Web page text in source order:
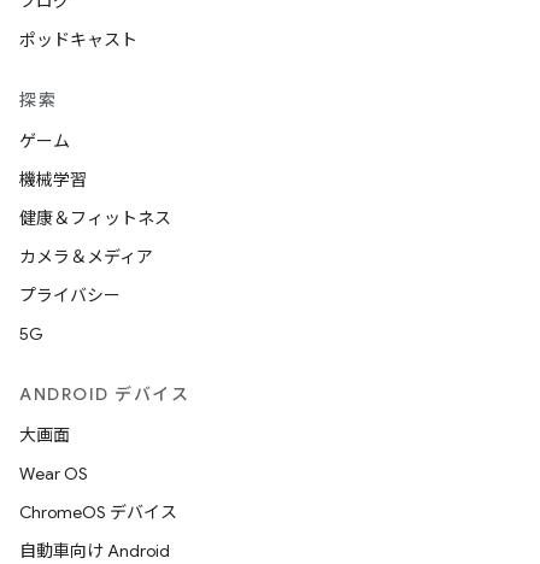
ポッドキャスト
探索
ゲーム
機械学習
健康＆フィットネス
カメラ＆メディア
プライバシー
5G
ANDROID デバイス
大画面
Wear OS
ChromeOS デバイス
自動車向け Android